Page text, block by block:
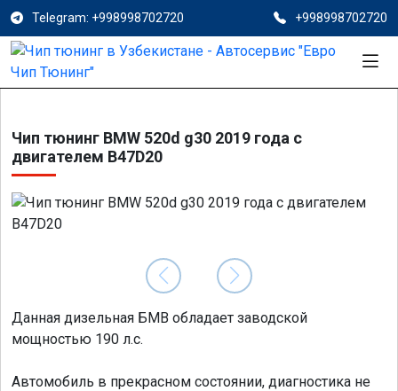
Telegram: +998998702720 +998998702720
Чип тюнинг BMW 520d g30 2019 года с
двигателем B47D20
Данная дизельная БМВ обладает заводской
мощностью 190 л.с.
Автомобиль в прекрасном состоянии, диагностика не